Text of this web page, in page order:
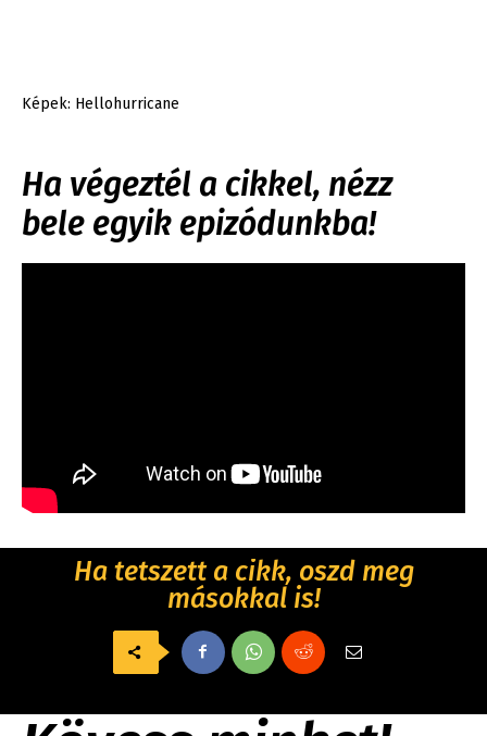
Képek: Hellohurricane
Ha végeztél a cikkel, nézz
bele egyik epizódunkba!
Ha tetszett a cikk, oszd meg
másokkal is!